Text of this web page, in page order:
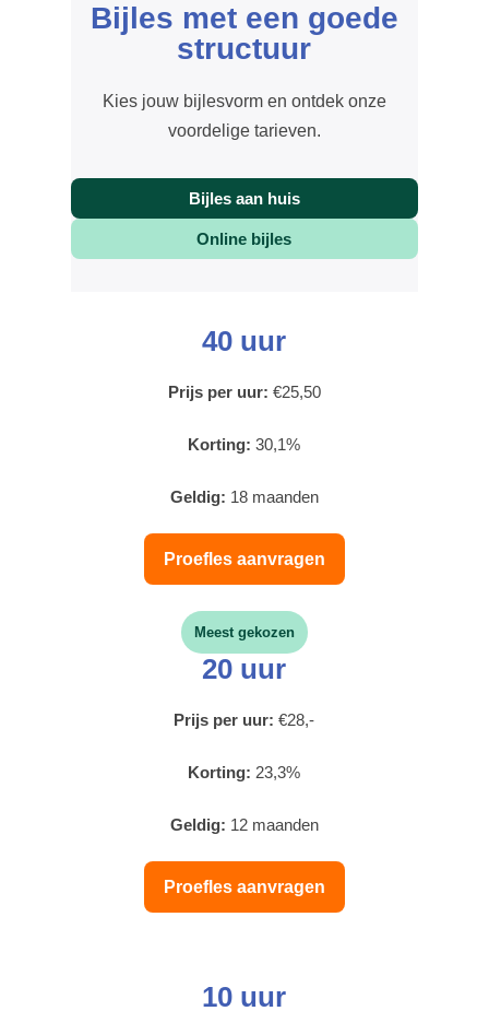
Bijles met een goede
structuur
Kies jouw bijlesvorm en ontdek onze
voordelige tarieven.
Bijles aan huis
Online bijles
40 uur
Prijs per uur: €25,50
Korting: 30,1%
Geldig: 18 maanden
Proefles aanvragen
Meest gekozen
20 uur
Prijs per uur: €28,-
Korting: 23,3%
Geldig: 12 maanden
Proefles aanvragen
10 uur